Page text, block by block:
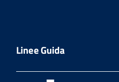
Linee Guida